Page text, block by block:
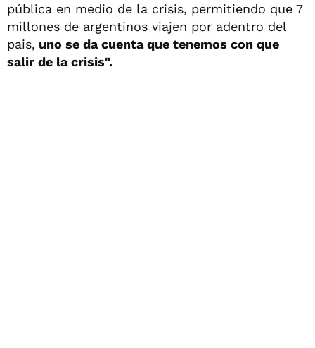
pública en medio de la crisis, permitiendo que 7
millones de argentinos viajen por adentro del
pais, uno se da cuenta que tenemos con que
salir de la crisis".